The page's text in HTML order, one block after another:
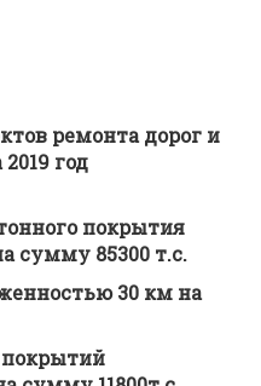
ремонта дорог и
год
покрытия
сумму 85300 т.с.
30 км на